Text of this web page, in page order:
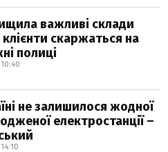
важливі склади
скаржаться на
полиці
не залишилося жодної
електростанції –